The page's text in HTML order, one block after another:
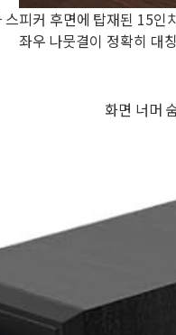
스피커 후면에 탑재된 15
좌우 나뭇결이 정확히 대
화면 너머